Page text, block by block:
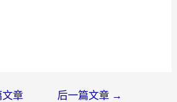
文章 后一篇文章 →